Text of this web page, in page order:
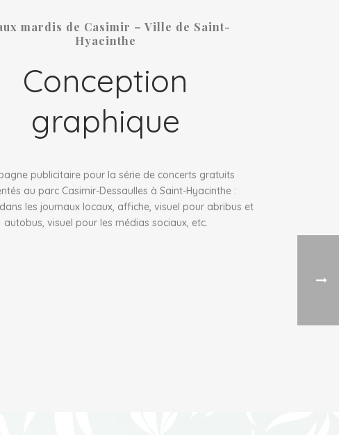
mardis de Casimir – Ville de Saint-
Hyacinthe
Conception
graphique
publicitaire pour la série de concerts gratuits
au parc Casimir-Dessaulles à Saint-Hyacinthe :
les journaux locaux, affiche, visuel pour abribus et
autobus, visuel pour les médias sociaux, etc.